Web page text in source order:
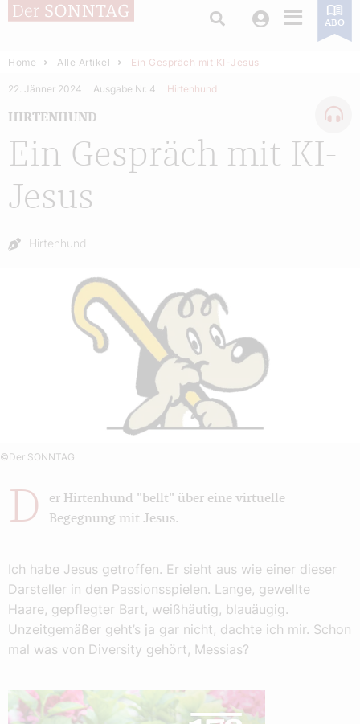
Login ABO
Home Alle Artikel Ein Gespräch mit KI-Jesus
Ein Gespräch mit KI-
Jesus
HIRTENHUND
22. Jänner 2024 Ausgabe Nr. 4 Hirtenhund
Autor:
Hirtenhund
©Der SONNTAG
D
er Hirtenhund "bellt" über eine virtuelle
Begegnung mit Jesus.
Ich habe Jesus getroffen. Er sieht aus wie einer dieser
Darsteller in den Passionsspielen. Lange, gewellte
Haare, gepflegter Bart, weißhäutig, blauäugig.
Unzeitgemäßer geht’s ja gar nicht, dachte ich mir. Schon
mal was von Diversity gehört, Messias?